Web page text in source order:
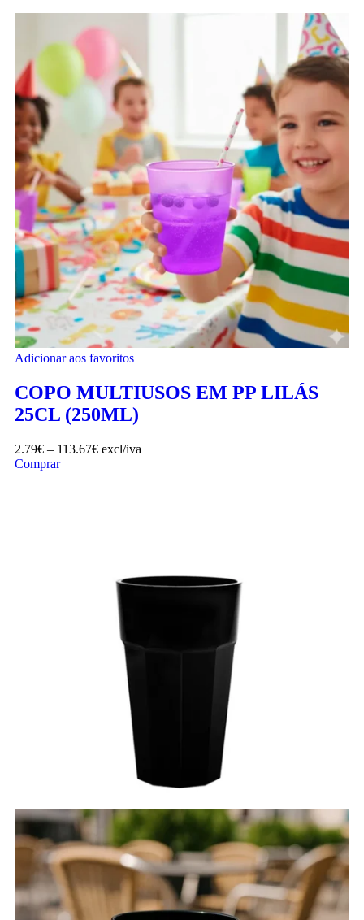
Adicionar aos favoritos
COPO MULTIUSOS EM PP LILÁS
25CL (250ML)
2.79€ – 113.67€ excl/iva
Comprar